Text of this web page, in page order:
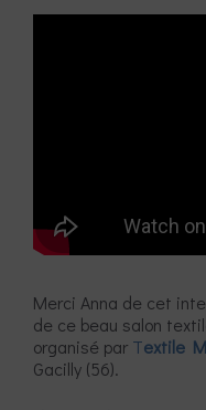
Merci Anna de cet
de ce beau salon
organisé par Textile
Gacilly (56).